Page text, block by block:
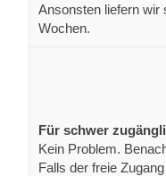
Ansonsten liefern wir
Wochen.
Für schwer
Kein Problem.
Falls der freie